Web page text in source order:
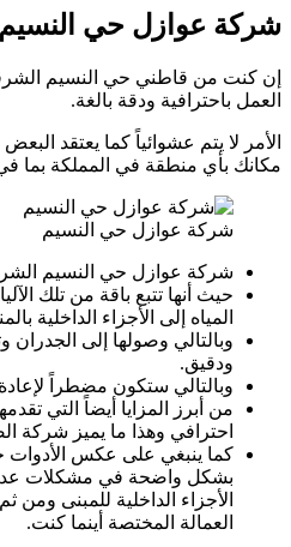
شركة عوازل حي النسيم
إن كنت من قاطني حي النسيم
العمل باحترافية ودقة بالغة.
الأمر لا يتم عشوائياً كما يعتقد
مكانك بأي منطقة في المملكة بما
شركة عوازل حي النسيم
شركة عوازل حي النسيم
حيث أنها تتبع باقة من تلك
المياه إلى الأجزاء
وبالتالي وصولها إلى
ودقيق.
وبالتالي ستكون مضطراً
من أبرز المزايا أيضاً التي
احترافي وهذا ما يميز شركة
كما ينبغي على عكس الأدوات
بشكل واضحة في مشكلات عدة
الأجزاء الداخلية للمبنى
العمالة المختصة أينما كنت.